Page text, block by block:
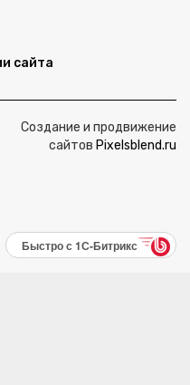
сайта
Создание и продвижение
сайтов Pixelsblend.ru
Быстро с 1С-Битрикс